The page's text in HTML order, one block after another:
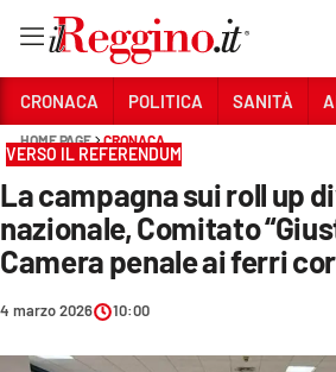
Sezioni
CRONACA
SANITÀ
AMBIENTE
CRONACA POLITICA SANITÀ
HOME PAGE CRONACA
VERSO IL REFERENDUM
La campagna sui roll up
nazionale, Comitato
Camera penale ai ferri
4 marzo 2026 10:00